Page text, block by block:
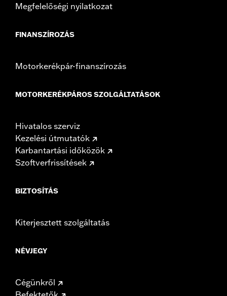
Megfelelőségi nyilatkozat
FINANSZÍROZÁS
Motorkerékpár-finanszírozás
MOTORKERÉKPÁROS SZOLGÁLTATÁSOK
Hivatalos szerviz
Kezelési útmutatók
Karbantartási időközök
Szoftverfrissítések
BIZTOSÍTÁS
Kiterjesztett szolgáltatás
NÉVJEGY
Cégünkről